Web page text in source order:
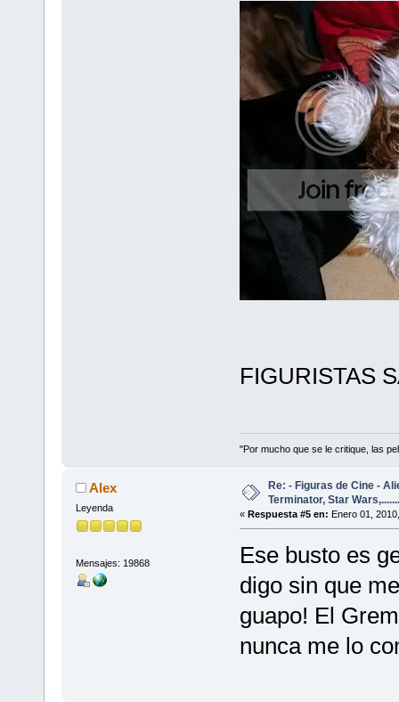
FIGURISTAS
"Por mucho que se le critique, las
Alex
Leyenda
Mensajes: 19868
Re: - Figuras de Cine -
Terminator, Star Wars,.......
« Respuesta #5 en: Enero 01,
Ese busto es
digo sin que
guapo! El
nunca me lo